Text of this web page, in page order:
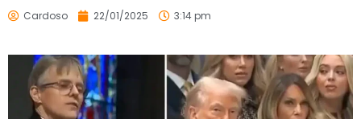
Cardoso 22/01/2025 3:14 pm